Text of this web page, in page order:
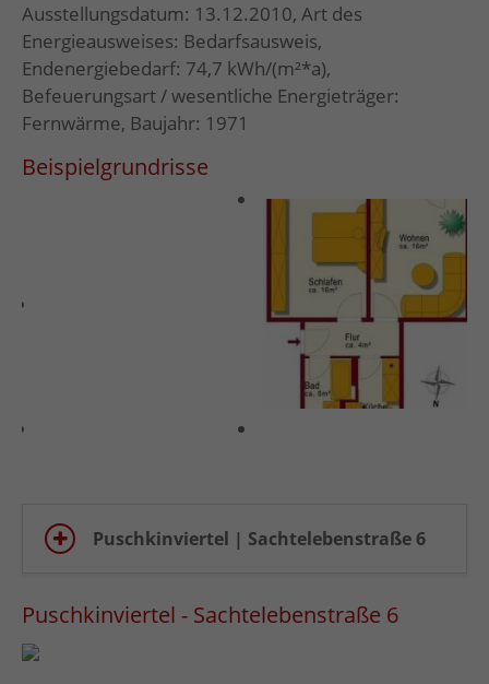
Ausstellungsdatum: 13.12.2010, Art des
Energieausweises: Bedarfsausweis,
Endenergiebedarf: 74,7 kWh/(m²*a),
Befeuerungsart / wesentliche Energieträger:
Fernwärme, Baujahr: 1971
Beispielgrundrisse
Puschkinviertel | Sachtelebenstraße 6
Puschkinviertel - Sachtelebenstraße 6